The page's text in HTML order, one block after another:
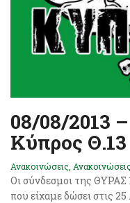
08/08/2013
Κύπρος Θ.13
Ανακοινώσεις
Οι σύνδεσμοι της ΘΥΡΑΣ
που είχαμε δώσει στις